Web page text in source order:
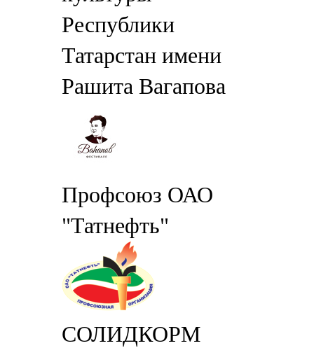
Республики
Татарстан имени
Рашита Вагапова
Профсоюз ОАО
"Татнефть"
СОЛИДКОРМ